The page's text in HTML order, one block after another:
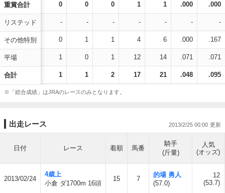
重賞合計
リステッド
その他特別
平場
合計
0 0 0 1 1 .000 .000
- - - - - - -
0 1 1 4 6 .000 .167
1 0 1 12 14 .071 .071
1 1 2 17 21 .048 .095
※「総合成績」はJRAのレースのみとなります。
出走レース 2013/2/25 00:00
日付 レース 着順 馬番
騎手
(斤量)
人気
(オッズ)
2013/02/24
4歳上
小倉 ダ1700m 16頭
15 7
的場 勇人
(57.0)
12
(53.7)